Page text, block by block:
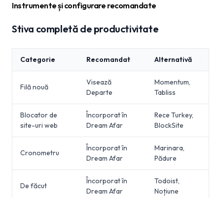
Instrumente și configurare recomandate
Stiva completă de productivitate
Categorie Recomandat Alternativă
Filă nouă
Visează
Departe
Momentum,
Tabliss
Blocator de
site-uri web
Încorporat în
Dream Afar
Rece Turkey,
BlockSite
Cronometru
Încorporat în
Dream Afar
Marinara,
Pădure
De făcut
Încorporat în
Dream Afar
Todoist,
Noțiune